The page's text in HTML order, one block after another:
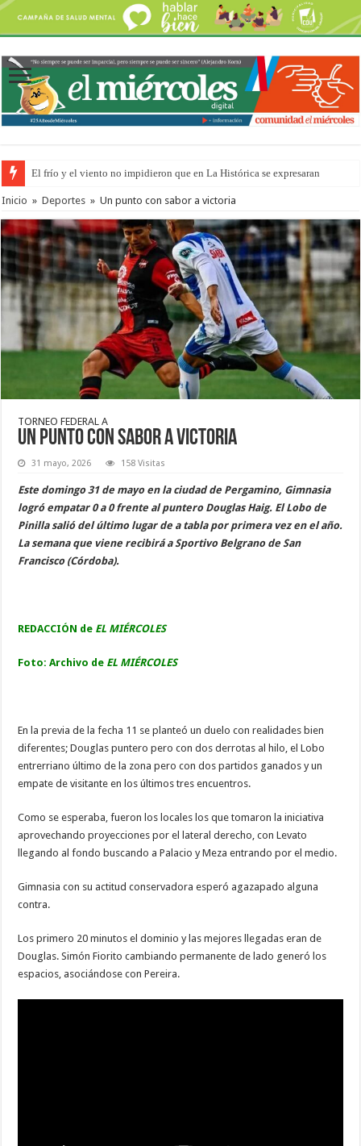
El frío y el viento no impidieron que en La Histórica se expresaran
OSER: Frigerio aseguró que mejoraron el servicio, redujeron el déficit en
Inicio » Deportes » Un punto con sabor a victoria
TORNEO FEDERAL A
Un punto con sabor a victoria
31 mayo, 2026 158 Visitas
Este domingo 31 de mayo en la ciudad de Pergamino, Gimnasia
logró empatar 0 a 0 frente al puntero Douglas Haig. El Lobo de
Pinilla salió del último lugar de a tabla por primera vez en el año.
La semana que viene recibirá a Sportivo Belgrano de San
Francisco (Córdoba).
REDACCIÓN de EL MIÉRCOLES
Foto: Archivo de EL MIÉRCOLES
En la previa de la fecha 11 se planteó un duelo con realidades bien
diferentes; Douglas puntero pero con dos derrotas al hilo, el Lobo
entrerriano último de la zona pero con dos partidos ganados y un
empate de visitante en los últimos tres encuentros.
Como se esperaba, fueron los locales los que tomaron la iniciativa
aprovechando proyecciones por el lateral derecho, con Levato
llegando al fondo buscando a Palacio y Meza entrando por el medio.
Gimnasia con su actitud conservadora esperó agazapado alguna
contra.
Los primero 20 minutos el dominio y las mejores llegadas eran de
Douglas. Simón Fiorito cambiando permanente de lado generó los
espacios, asociándose con Pereira.